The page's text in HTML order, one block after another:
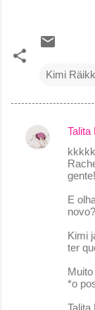
Kimi
C
Talita
gente!
E
Kimi
ter
*o
Talita